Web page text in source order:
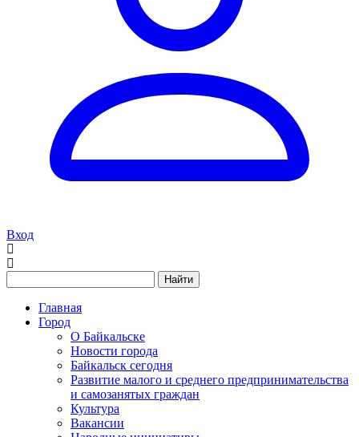
Вход
Найти
Главная
Город
О Байкальске
Новости города
Байкальск сегодня
Развитие малого и среднего предпринимательства
и самозанятых граждан
Культура
Вакансии